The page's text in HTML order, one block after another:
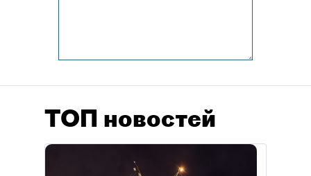
ТОП новостей